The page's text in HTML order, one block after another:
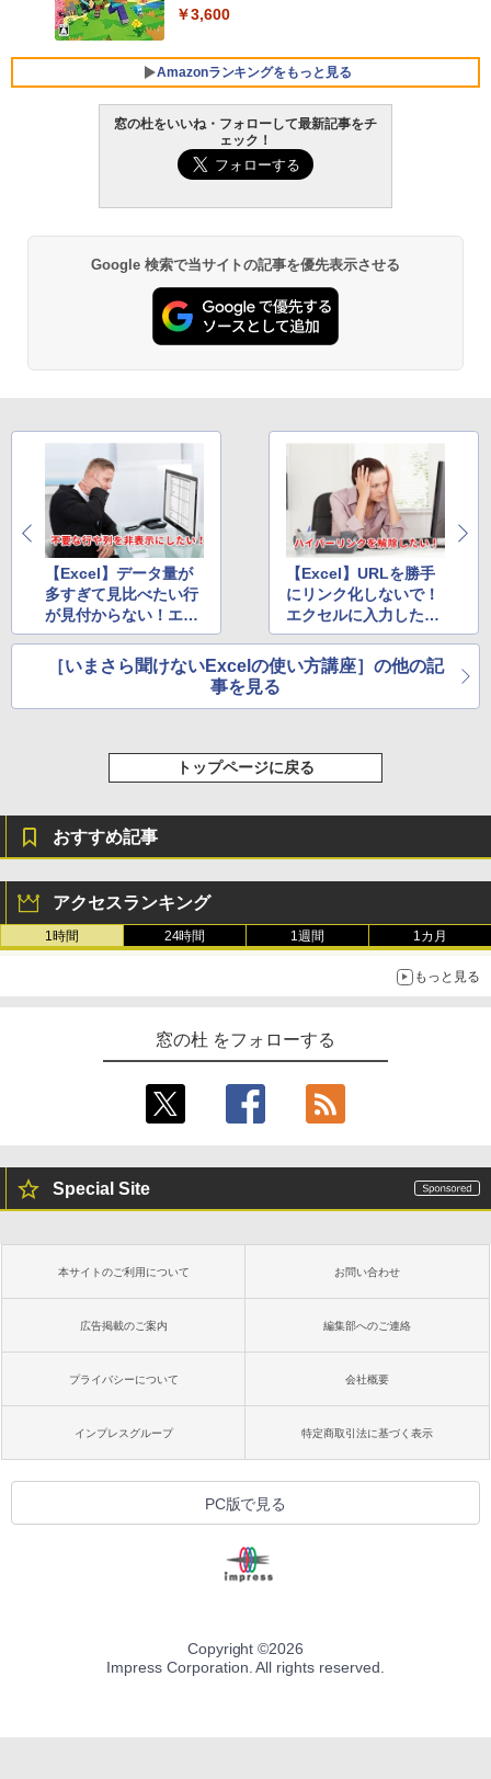
FMV ノートパソコン WE1-K3 (MS 365 P
VWK3E15W_AZ
￥139,880
￥3,600
Amazonランキングをもっと見る
生成AIパスポート公式テキスト 第４版
AIイラスト表現辞典: 思い通りの絵を引き
出す プロンプトの言葉 AI画像生成シリー
ズ (はぴーイラストLabo)
ClaudeCode いちばんやさしい 教科書:
非エンジニア 初心者 素人 でも安心 使い
方 マニュアル AI副業にもコンテンツ作成
にもKindle出版にも！ 非エンジニアのた
めのAIコーディング入門シリーズ
￥99
1冊ですべて身につくHTML & CSSとWe
bデザイン入門講座［第2版］
￥1,292
FM TOWNS ハイパー・カタログ: 本体ハ
ードウェア・市販ソフトウェアのパーフ
Amazon Kindle Paperwhite (16GB) 7イ
ンチディスプレイ、色調調節ライト、12
￥22,980
Amazon Kindle - 目に優しい、かさばら
ない、大きな画面で読みやすい、6週間持
書籍リーダー、ブラック、16GB、広告な
￥16,980
Kindle Paperwhite シグニチャーエディ
ション (32GB) 7インチディスプレイ、明
るさ自動調整、色調調節ライト、12週間
持続バッテリー、広告なし、メタリック
ブラック
￥27,980
Amazon Kindle Colorsoft | 16GBストレ
ージ、防水、7インチカラーディスプレ
イ、色調調節ライト、最大8週間持続バッ
売)
New Amazon Kindle Scribe Colorsoft |
レージ、ノート機能搭載、明るさ自動調
整、色調調節ライト、プレミアムペン付
き、グラファイト
窓の杜をいいね・フォローして最新記事をチ
ェック！
Google 検索で当サイトの記事を優先表示させる
【Excel】データ量が
多すぎて見比べたい行
が見付からない！エク
セルで不要な行や列を
一時的に非表示にする
テク
【Excel】URLを勝手
にリンク化しないで！
エクセルに入力したU
RLやメアドの自動ハイ
パーリンク化を防止す
るテク
［いまさら聞けないExcelの使い方講座］の他の記
事を見る
トップページに戻る
おすすめ記事
アクセスランキング
1時間 24時間 1週間 1カ月
もっと見る
窓の杜 をフォローする
Special Site
本サイトのご利用について お問い合わせ
広告掲載のご案内 編集部へのご連絡
プライバシーについて 会社概要
インプレスグループ 特定商取引法に基づく表示
PC版で見る
Copyright ©2026
Impress Corporation. All rights reserved.